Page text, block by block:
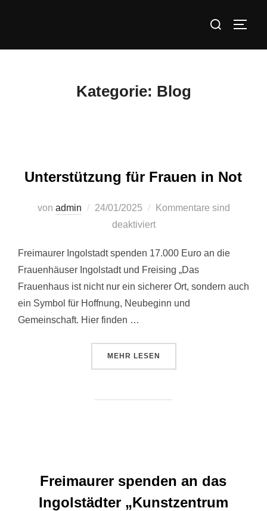
Suchen
Kategorie: Blog
Unterstützung für Frauen in Not
von admin
Veröffentlicht
24/01/2025
Kommentare sind
deaktiviert
Freimaurer Ingolstadt spenden 17.000 Euro an die
Frauenhäuser Ingolstadt und Freising „Das
Frauenhaus ist nicht nur ein sicherer Ort, sondern auch
ein Symbol für Hoffnung, Neubeginn und
Gemeinschaft. Hier finden …
MEHR ÜBER “UNTERSTÜTZUNG FÜR
LESEN
Freimaurer spenden an das
Ingolstädter „Kunstzentrum